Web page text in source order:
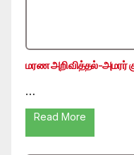
மரண அறிவித்தல்-அமரர்
…
Read More